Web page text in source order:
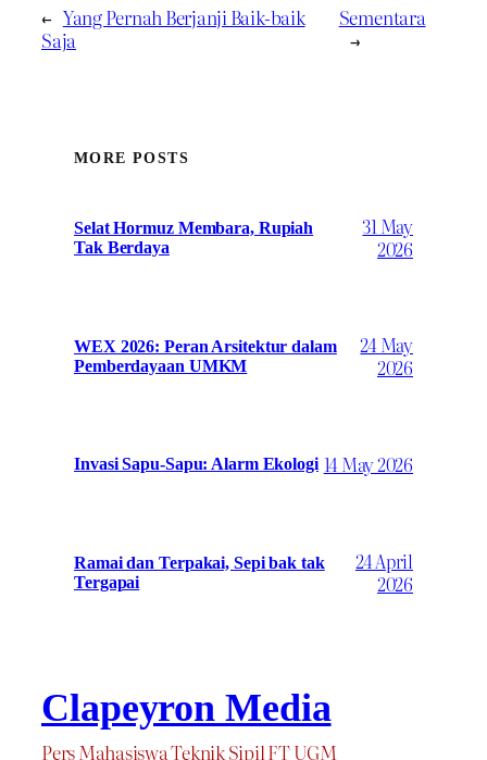
← Yang Pernah Berjanji Baik-baik
Saja
Sementara
→
MORE POSTS
Selat Hormuz Membara, Rupiah
Tak Berdaya
31 May
2026
WEX 2026: Peran Arsitektur dalam
Pemberdayaan UMKM
24 May
2026
Invasi Sapu-Sapu: Alarm Ekologi 14 May 2026
Ramai dan Terpakai, Sepi bak tak
Tergapai
24 April
2026
Clapeyron Media
Pers Mahasiswa Teknik Sipil FT UGM